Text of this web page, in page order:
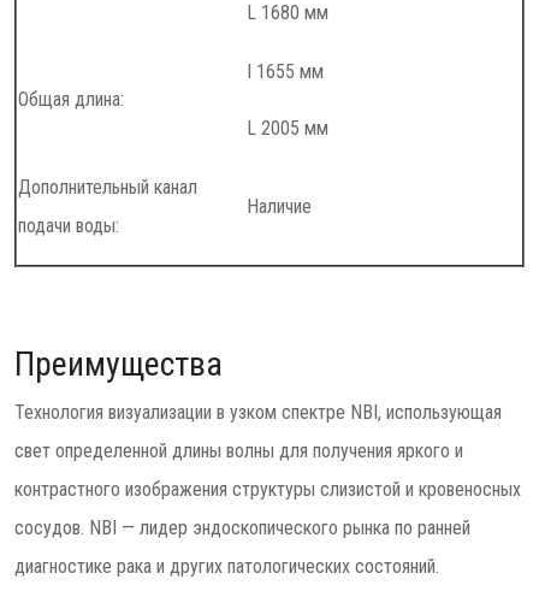
L 1680 мм
Общая длина:
I 1655 мм
L 2005 мм
Дополнительный канал
подачи воды:
Наличие
Преимущества
Технология визуализации в узком спектре NBI, использующая
свет определенной длины волны для получения яркого и
контрастного изображения структуры слизистой и кровеносных
сосудов. NBI — лидер эндоскопического рынка по ранней
диагностике рака и других патологических состояний.